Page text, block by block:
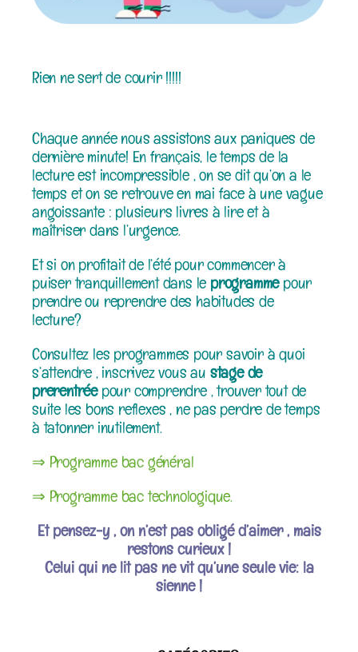
Rien ne sert de courir !!!!!
Chaque année nous assistons aux paniques de
dernière minute! En français, le temps de la
lecture est incompressible , on se dit qu’on a le
temps et on se retrouve en mai face à une vague
angoissante : plusieurs livres à lire et à
maîtriser dans l’urgence.
Et si on profitait de l’été pour commencer à
puiser tranquillement dans le
programmepour
prendre ou reprendre des habitudes de
lecture?
Consultez les programmes pour savoir à quoi
s’attendre , inscrivez vous au stage de
prerentréepour comprendre , trouver tout de
suite les bons reflexes , ne pas perdre de temps
à tatonner inutilement.
⇒ Programme bac général
⇒ Programme bac technologique.
Et pensez-y , on n’est pas obligé d’aimer , mais
restons curieux !
Celui qui ne lit pas ne vit qu’une seule vie: la
sienne !